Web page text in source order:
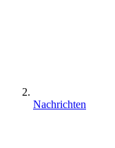
Nachrichten